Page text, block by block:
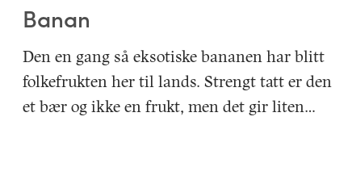
Banan
Den en gang så eksotiske bananen har blitt
folkefrukten her til lands. Strengt tatt er den
et bær og ikke en frukt, men det gir liten…